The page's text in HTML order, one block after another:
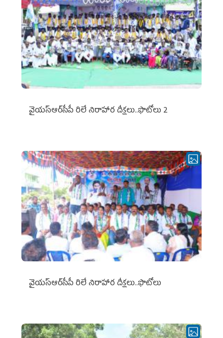
వైయ‌స్ఆర్‌సీపీ రిలే నిరాహార దీక్షలు..ఫొటోలు 2
వైయ‌స్ఆర్‌సీపీ రిలే నిరాహార దీక్షలు..ఫొటోలు